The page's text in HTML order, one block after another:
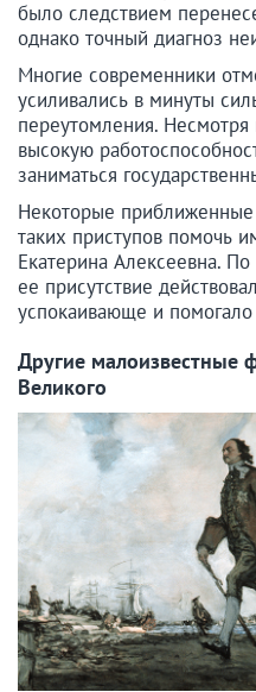
было следствием
однако точный диагноз
Многие современники
усиливались в минуты
переутомления.
высокую
заниматься
Некоторые
таких приступов помочь
Екатерина Алексеевна.
ее присутствие
успокаивающе и
Другие малоизвестные
Великого